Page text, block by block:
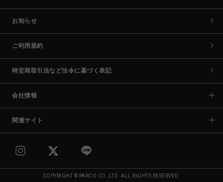
お知らせ
ご利用規約
特定商取引法など法令に基づく表記
会社情報
関連サイト
COPYRIGHT © PARCO CO.,LTD. ALL RIGHTS RESERVED.